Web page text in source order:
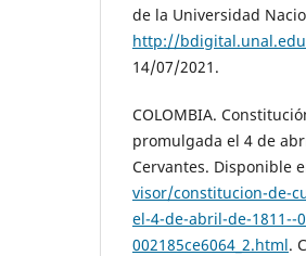
de la Universidad
http://
14/07/2021.
COLOMBIA.
promulgada el 4 de
Cervantes. Disponible
visor/constitucion-de-
el-4-de-abril-de-1811--
002185ce6064_2.html.